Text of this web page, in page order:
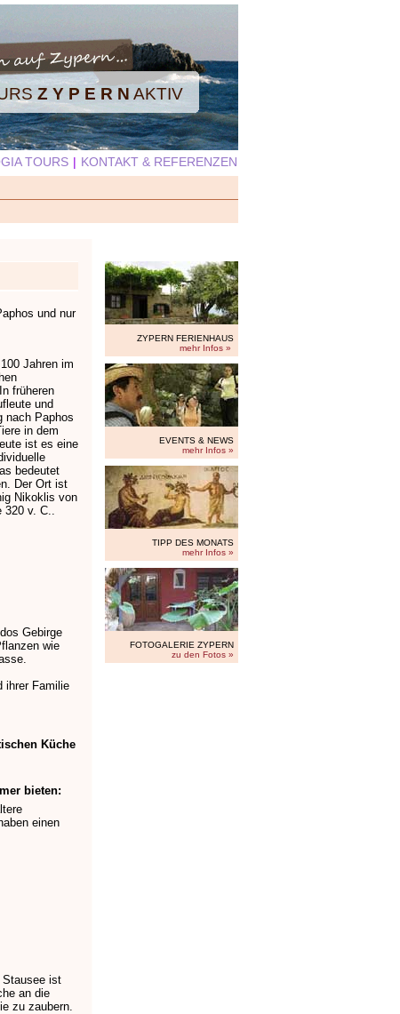
Z Y P E R N AKTIV
TOURS | KONTAKT & REFERENZEN
und nur
Jahren im
früheren
und
nach Paphos
in dem
ist es eine
bedeutet
Der Ort ist
Nikoklis von
320 v. C..
Gebirge
wie
ihrer Familie
Küche
bieten:
einen
Stausee ist
an die
zu zaubern.
ZYPERN FERIENHAUS
mehr Infos »
EVENTS & NEWS
mehr Infos »
TIPP DES MONATS
mehr Infos »
FOTOGALERIE ZYPERN
zu den Fotos »